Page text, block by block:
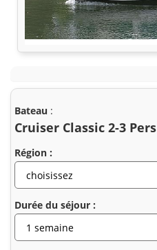
Bateau :
Cruiser Classic 2-3 Pers
Région :
Durée du séjour :